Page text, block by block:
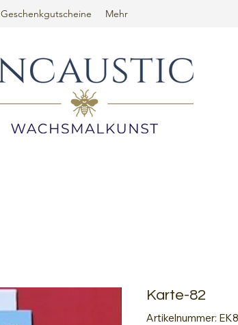
Geschenkgutscheine Mehr
Karte-82
Artikelnummer: